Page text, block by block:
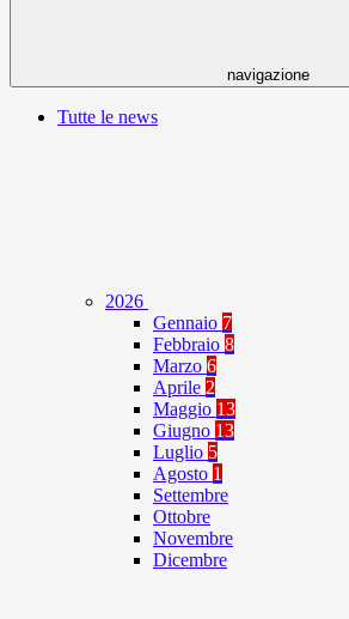
navigazione
Tutte le news
2026
Gennaio 7
Febbraio 8
Marzo 6
Aprile 2
Maggio 13
Giugno 13
Luglio 5
Agosto 1
Settembre
Ottobre
Novembre
Dicembre